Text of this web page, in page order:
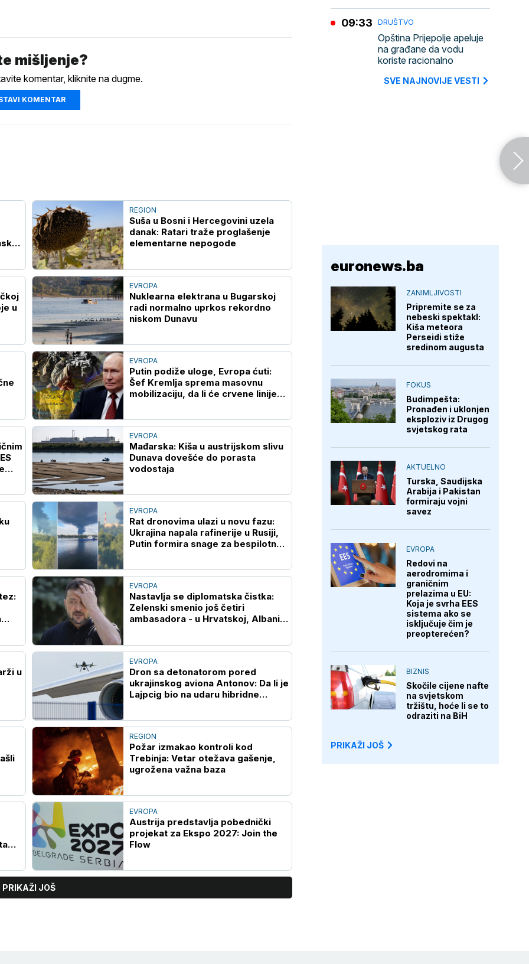
mišljenje?
komentar, kliknite na dugme.
KOMENTAR
REGION
Suša u Bosni i Hercegovini uzela
danak: Ratari traže proglašenje
elementarne nepogode
u
EVROPA
Nuklearna elektrana u Bugarskoj
radi normalno uprkos rekordno
niskom Dunavu
EVROPA
Putin podiže uloge, Evropa ćuti:
Šef Kremlja sprema masovnu
mobilizaciju, da li će crvene linije
EVROPA
Mađarska: Kiša u austrijskom slivu
Dunava dovešće do porasta
vodostaja
EVROPA
Rat dronovima ulazi u novu fazu:
Ukrajina napala rafinerije u Rusiji,
Putin formira snage za bespilotne
EVROPA
Nastavlja se diplomatska čistka:
Zelenski smenio još četiri
ambasadora - u Hrvatskoj, Albaniji,
u
EVROPA
Dron sa detonatorom pored
ukrajinskog aviona Antonov: Da li je
Lajpcig bio na udaru hibridne
REGION
Požar izmakao kontroli kod
Trebinja: Vetar otežava gašenje,
ugrožena važna baza
EVROPA
Austrija predstavlja pobednički
projekat za Ekspo 2027: Join the
Flow
PRIKAŽI JOŠ
DRUŠTVO
Opština Prijepolje apeluje
na građane da vodu
koriste racionalno
09:33
SVE NAJNOVIJE VESTI
euronews.ba
ZANIMLJIVOSTI
Pripremite se za
nebeski spektakl:
Kiša meteora
Perseidi stiže
sredinom augusta
FOKUS
Budimpešta:
Pronađen i uklonjen
eksploziv iz Drugog
svjetskog rata
AKTUELNO
Turska, Saudijska
Arabija i Pakistan
formiraju vojni
savez
EVROPA
Redovi na
aerodromima i
graničnim
prelazima u EU:
Koja je svrha EES
sistema ako se
isključuje čim je
preopterećen?
BIZNIS
Skočile cijene nafte
na svjetskom
tržištu, hoće li se to
odraziti na BiH
PRIKAŽI JOŠ